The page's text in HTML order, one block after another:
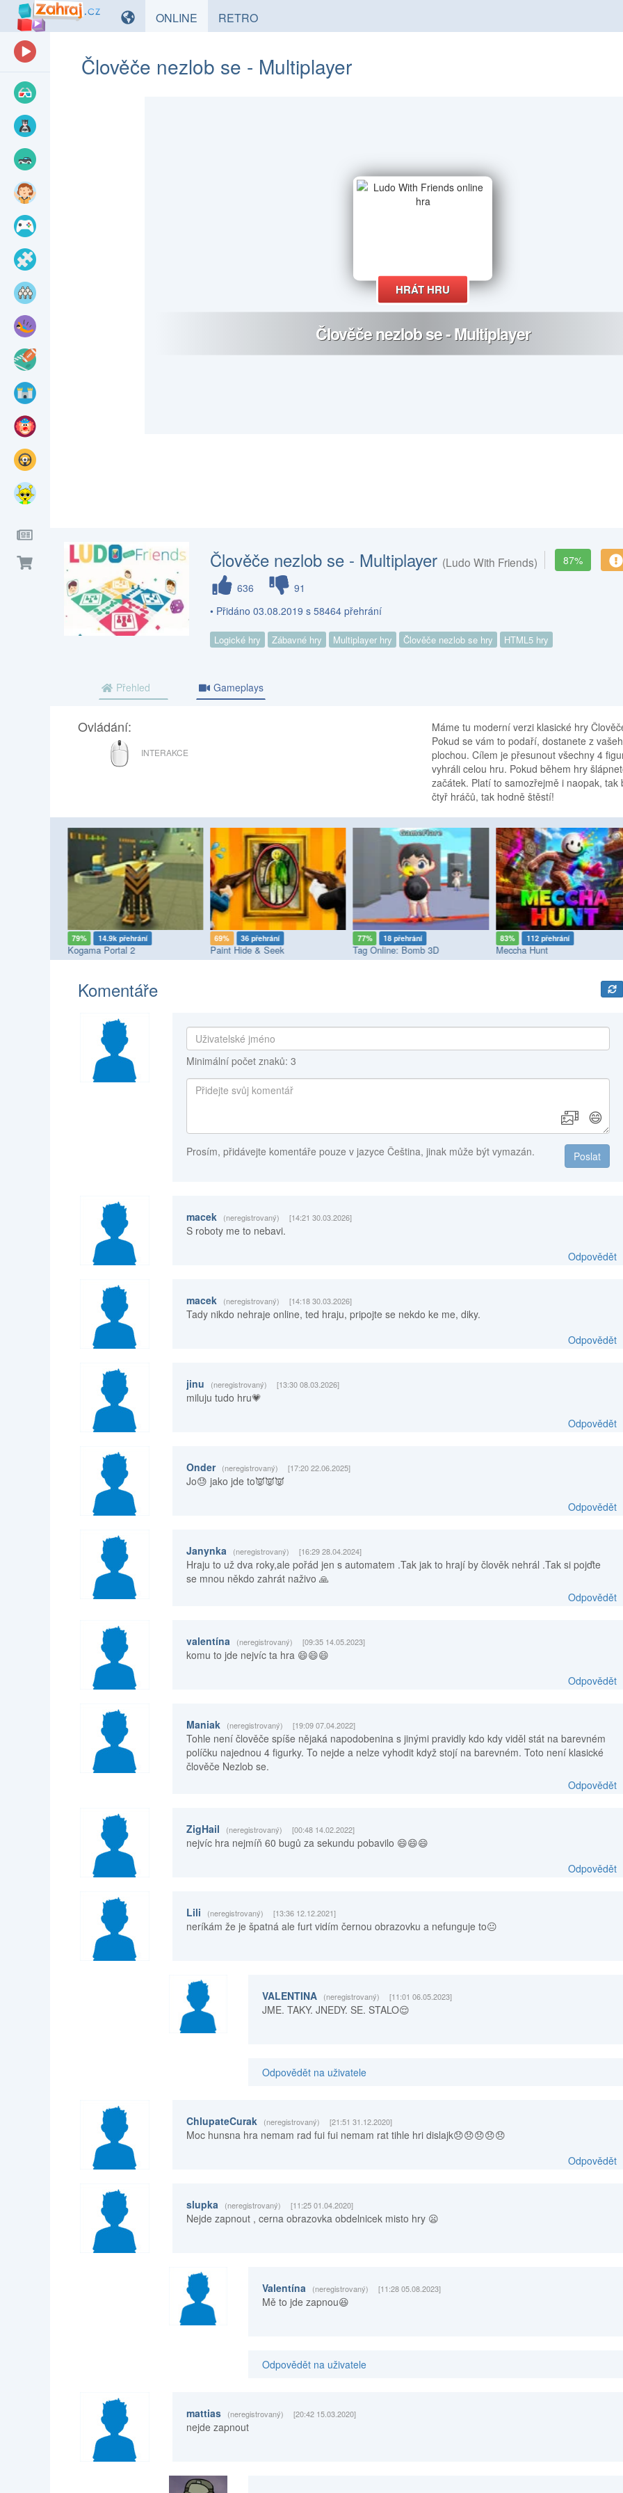
ONLINE HRYRETROHRY
Člověče nezlob se - Multiplayer
Člověče nezlob se - Multiplayer (Ludo With Friends) 87%
636
91
• Přidáno 03.08.2019 s 58464 přehrání
Logické hry Zábavné hry Multiplayer hry Člověče nezlob se hry HTML5 hry
Přehled Gameplays
Ovládání:
MYŠ
INTERAKCE
Máme tu moderní verzi klasické hry
Pokud se vám to podaří, dostanete z
plochou. Cílem je přesunout všechny 4
vyhráli celou hru. Pokud během hry
začátek. Platí to samozřejmě i naopak,
čtyř hráčů, tak hodně štěstí!
79% 14.9k přehrání
Kogama Portal 2
69% 36 přehrání
Paint Hide & Seek
77% 18 přehrání
Tag Online: Bomb 3D
83% 112 přehrání
Meccha Hunt
Komentáře
Minimální počet znaků: 3
😄
Poslat
Prosím, přidávejte komentáře pouze v jazyce Čeština, jinak může být vymazán.
macek (neregistrovaný) [14:21 30.03.2026]
S roboty me to nebavi.
Odpovědět
macek (neregistrovaný) [14:18 30.03.2026]
Tady nikdo nehraje online, ted hraju, pripojte se nekdo ke me, diky.
Odpovědět
jinu (neregistrovaný) [13:30 08.03.2026]
miluju tudo hru💗
Odpovědět
Onder (neregistrovaný) [17:20 22.06.2025]
Jo😓 jako jde to👿👿👿
Odpovědět
Janynka (neregistrovaný) [16:29 28.04.2024]
Hraju to už dva roky,ale pořád jen s automatem .Tak jak to hrají by člověk nehrál .Tak si pojďte
se mnou někdo zahrát naživo 🙏
Odpovědět
valentína (neregistrovaný) [09:35 14.05.2023]
komu to jde nejvíc ta hra 😄😄😄
Odpovědět
Maniak (neregistrovaný) [19:09 07.04.2022]
Tohle není člověče spíše nějaká napodobenina s jinými pravidly kdo kdy viděl stát na barevném
políčku najednou 4 figurky. To nejde a nelze vyhodit když stojí na barevném. Toto není klasické
člověče Nezlob se.
Odpovědět
ZigHail (neregistrovaný) [00:48 14.02.2022]
nejvíc hra nejmíň 60 bugů za sekundu pobavilo 😄😄😄
Odpovědět
Lili (neregistrovaný) [13:36 12.12.2021]
neríkám že je špatná ale furt vidím černou obrazovku a nefunguje to😐
VALENTINA (neregistrovaný) [11:01 06.05.2023]
JME. TAKY. JNEDY. SE. STALO😌
Odpovědět na uživatele
ChlupateCurak (neregistrovaný) [21:51 31.12.2020]
Moc hunsna hra nemam rad fui fui nemam rat tihle hri dislajk😞😞😞😞😞
Odpovědět
slupka (neregistrovaný) [11:25 01.04.2020]
Nejde zapnout , cerna obrazovka obdelnicek misto hry 😦
Valentína (neregistrovaný) [11:28 05.08.2023]
Mě to jde zapnou😆
Odpovědět na uživatele
mattias (neregistrovaný) [20:42 15.03.2020]
nejde zapnout